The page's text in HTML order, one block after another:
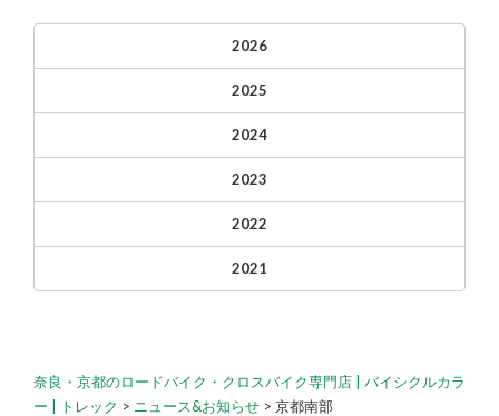
2026
2025
2024
2023
2022
2021
奈良・京都のロードバイク・クロスバイク専門店 | バイシクルカラ
ー | トレック > ニュース&お知らせ > 京都南部